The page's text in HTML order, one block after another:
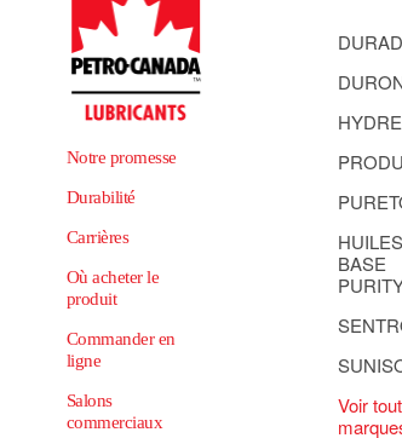
Notre promesse
Durabilité
Carrières
Où acheter le
produit
Commander en
ligne
Salons
commerciaux
BASE
Voir